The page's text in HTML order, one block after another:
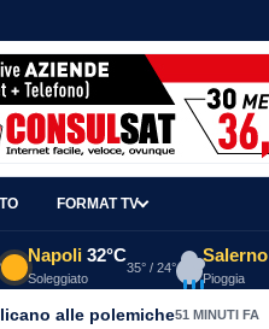
FORMAT TV
Napoli 32°C
Soleggiato
35° / 24°
Salerno
Pioggia
alle polemiche51 MINUTI FA